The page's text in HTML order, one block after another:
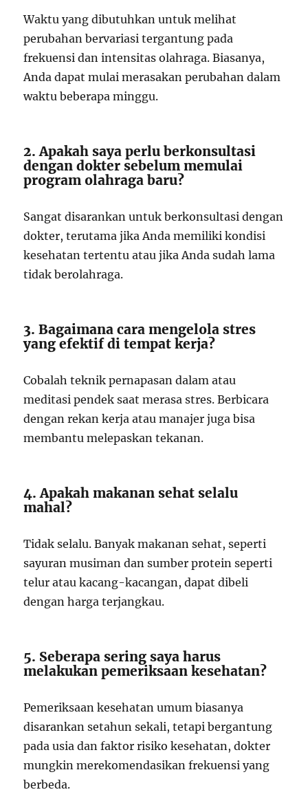
Waktu yang dibutuhkan untuk melihat
perubahan bervariasi tergantung pada
frekuensi dan intensitas olahraga. Biasanya,
Anda dapat mulai merasakan perubahan dalam
waktu beberapa minggu.
2. Apakah saya perlu berkonsultasi
dengan dokter sebelum memulai
program olahraga baru?
Sangat disarankan untuk berkonsultasi dengan
dokter, terutama jika Anda memiliki kondisi
kesehatan tertentu atau jika Anda sudah lama
tidak berolahraga.
3. Bagaimana cara mengelola stres
yang efektif di tempat kerja?
Cobalah teknik pernapasan dalam atau
meditasi pendek saat merasa stres. Berbicara
dengan rekan kerja atau manajer juga bisa
membantu melepaskan tekanan.
4. Apakah makanan sehat selalu
mahal?
Tidak selalu. Banyak makanan sehat, seperti
sayuran musiman dan sumber protein seperti
telur atau kacang-kacangan, dapat dibeli
dengan harga terjangkau.
5. Seberapa sering saya harus
melakukan pemeriksaan kesehatan?
Pemeriksaan kesehatan umum biasanya
disarankan setahun sekali, tetapi bergantung
pada usia dan faktor risiko kesehatan, dokter
mungkin merekomendasikan frekuensi yang
berbeda.